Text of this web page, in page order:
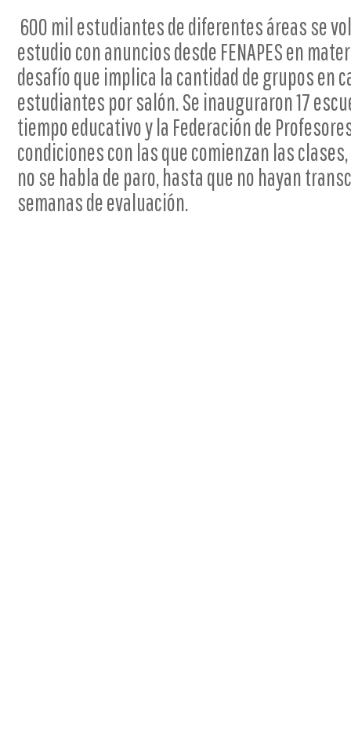
600 mil estudiantes de diferentes áreas se
estudio con anuncios desde FENAPES en
desafío que implica la cantidad de grupos en
estudiantes por salón. Se inauguraron 17
tiempo educativo y la Federación de
condiciones con las que comienzan las
no se habla de paro, hasta que no hayan
semanas de evaluación.